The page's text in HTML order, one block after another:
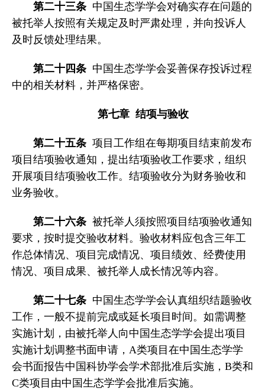
第二十三条 中国生态学学会对确实存在问题的
被托举人按照有关规定及时严肃处理，并向投诉人
及时反馈处理结果。
第二十四条 中国生态学学会妥善保存投诉过程
中的相关材料，并严格保密。
第七章 结项与验收
第二十五条 项目工作组在每期项目结束前发布
项目结项验收通知，提出结项验收工作要求，组织
开展项目结项验收工作。结项验收分为财务验收和
业务验收。
第二十六条 被托举人须按照项目结项验收通知
要求，按时提交验收材料。验收材料应包含三年工
作总体情况、项目完成情况、项目绩效、经费使用
情况、项目成果、被托举人成长情况等内容。
第二十七条 中国生态学学会认真组织结题验收
工作，一般不提前完成或延长项目时间。如需调整
实施计划，由被托举人向中国生态学学会提出项目
实施计划调整书面申请，A类项目在中国生态学学
会书面报告中国科协学会学术部批准后实施，B类和
C类项目由中国生态学学会批准后实施。